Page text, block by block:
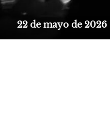
22 de mayo de 2026